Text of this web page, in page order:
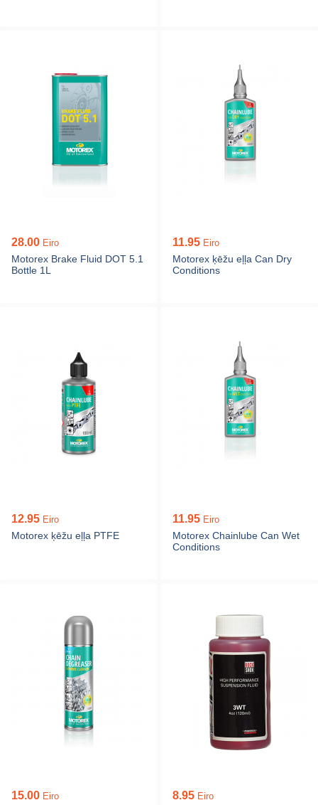
28.00 Eiro
Motorex Brake Fluid DOT 5.1
Bottle 1L
11.95 Eiro
Motorex ķēžu eļļa Can Dry
Conditions
12.95 Eiro
Motorex ķēžu eļļa PTFE
11.95 Eiro
Motorex Chainlube Can Wet
Conditions
15.00 Eiro 8.95 Eiro